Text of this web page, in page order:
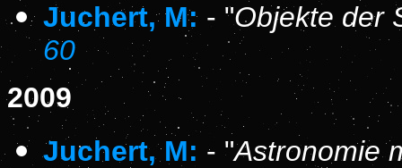
Juchert, M: - "Objekte der
60
2009
Juchert, M: - "Astronomie